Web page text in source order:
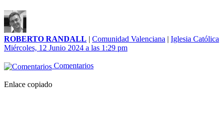
ROBERTO RANDALL | Comunidad Valenciana | Iglesia Católica
Miércoles, 12 Junio 2024 a las 1:29 pm
Comentarios
Enlace copiado